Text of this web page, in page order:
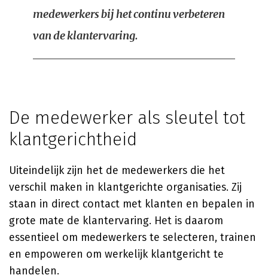
medewerkers bij het continu verbeteren
van de klantervaring.
De medewerker als sleutel tot
klantgerichtheid
Uiteindelijk zijn het de medewerkers die het
verschil maken in klantgerichte organisaties. Zij
staan in direct contact met klanten en bepalen in
grote mate de klantervaring. Het is daarom
essentieel om medewerkers te selecteren, trainen
en empoweren om werkelijk klantgericht te
handelen.